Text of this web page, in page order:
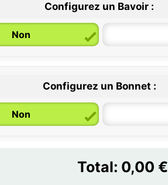
Configurez un Bavoir :
Non
Configurez un Bonnet :
Non
Total: 0,00 €